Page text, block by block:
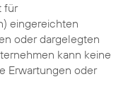
für
eingereichten
oder dargelegten
kann keine
Erwartungen oder